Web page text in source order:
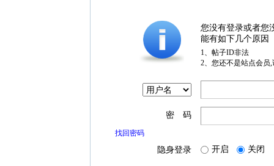
您没有登录或者您
能有如下几个原因
1、帖子ID非法
2、您还不是站点会员
密 码
找回密码
隐身登录 开启 关闭